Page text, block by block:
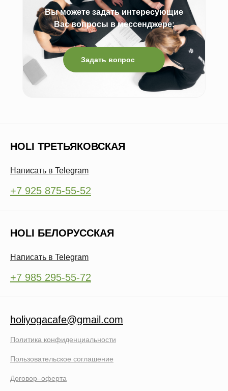
Задать вопрос
Вы можете задать интересующие
Вас вопросы в мессенджере:
holiyogacafe@gmail.com
Политика конфиденциальности
Пользовательское соглашение
Договор–оферта
+7 925 875-55-52
Написать в Telegram
+7 985 295-55-72
HOLI ТРЕТЬЯКОВСКАЯ
Написать в Telegram
HOLI БЕЛОРУССКАЯ